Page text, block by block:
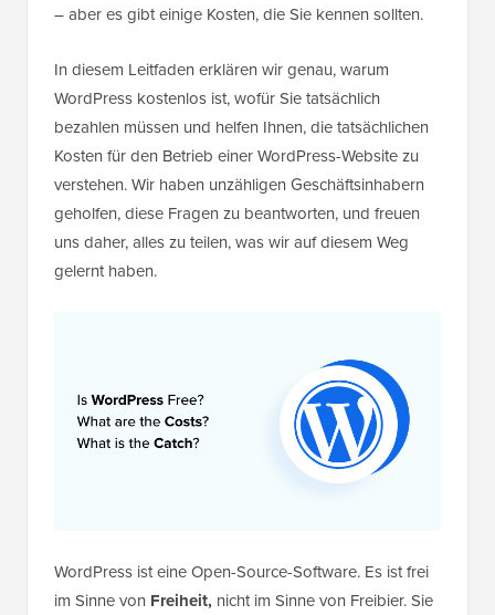
– aber es gibt einige Kosten, die Sie kennen sollten.
In diesem Leitfaden erklären wir genau, warum
WordPress kostenlos ist, wofür Sie tatsächlich
bezahlen müssen und helfen Ihnen, die tatsächlichen
Kosten für den Betrieb einer WordPress-Website zu
verstehen. Wir haben unzähligen Geschäftsinhabern
geholfen, diese Fragen zu beantworten, und freuen
uns daher, alles zu teilen, was wir auf diesem Weg
gelernt haben.
WordPress ist eine Open-Source-Software. Es ist frei
im Sinne von Freiheit, nicht im Sinne von Freibier. Sie